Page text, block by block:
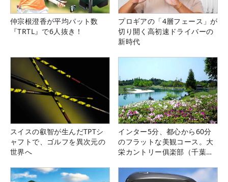
仲宗根澄香が平均パット数
『TRTL』で6人抜き！
プロギアの「4層フェース」が
切り開く高初速ドライバーの
新時代
スイスの叡智が生んだTPTシ
ャフトで、ゴルフを異次元の
世界へ
インター5分、都心から60分
のフラットな美観コース。大
栄カントリー俱楽部（千葉